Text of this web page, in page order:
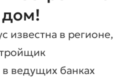
известна в регионе,
ведущих банках